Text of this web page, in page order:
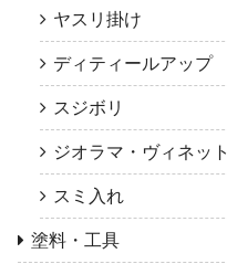
ヤスリ掛け
ディティールアップ
スジボリ
ジオラマ・ヴィネット
スミ入れ
塗料・工具